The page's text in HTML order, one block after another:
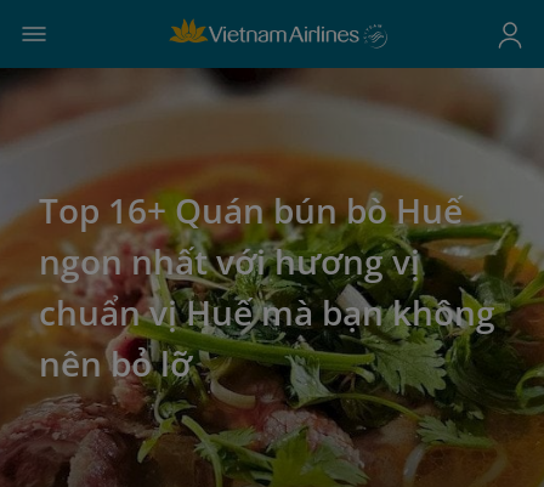
Top 16+ Quán bún bò Huế
ngon nhất với hương vị
chuẩn vị Huế mà bạn không
nên bỏ lỡ